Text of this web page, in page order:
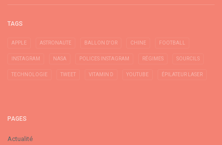
TAGS
APPLE ASTRONAUTE BALLON D'OR CHINE FOOTBALL
INSTAGRAM NASA POLICES INSTAGRAM RÉGIMES SOURCILS
TECHNOLOGIE TWEET VITAMIN D YOUTUBE ÉPILATEUR LASER
PAGES
Actualité